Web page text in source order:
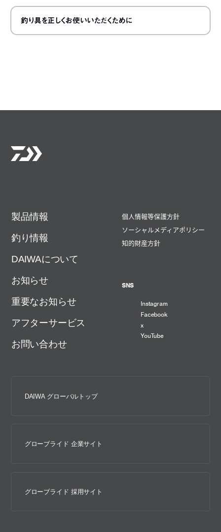
釣り具を正しくお使いいただくために
製品情報
釣り情報
DAIWAについて
お知らせ
重要なお知らせ
アフターサービス
お問い合わせ
個人情報等保護方針
ソーシャルメディアポリシー
知的財産方針
SNS
Instagram
Facebook
x
YouTube
DAIWA グローバルトップ
グローブライド 企業サイト
グローブライド 採用サイト